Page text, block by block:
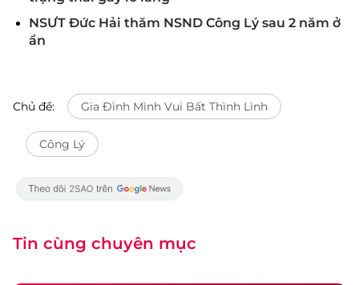
NSƯT Đức Hải thăm NSND Công Lý sau 2 năm ở
ẩn
Chủ đề: Gia Đình Mình Vui Bất Thình Lình
Công Lý
Tin cùng chuyên mục